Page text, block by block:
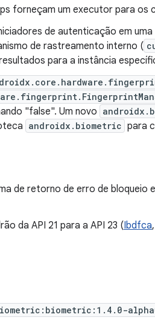
forneçam um executor para os
de autenticação em
de rastreamento interno (
para a instância
"false". Um novo
androidx.biometric para
de retorno de erro de bloqueio
da API 21 para a API 23 (Ibdfca,